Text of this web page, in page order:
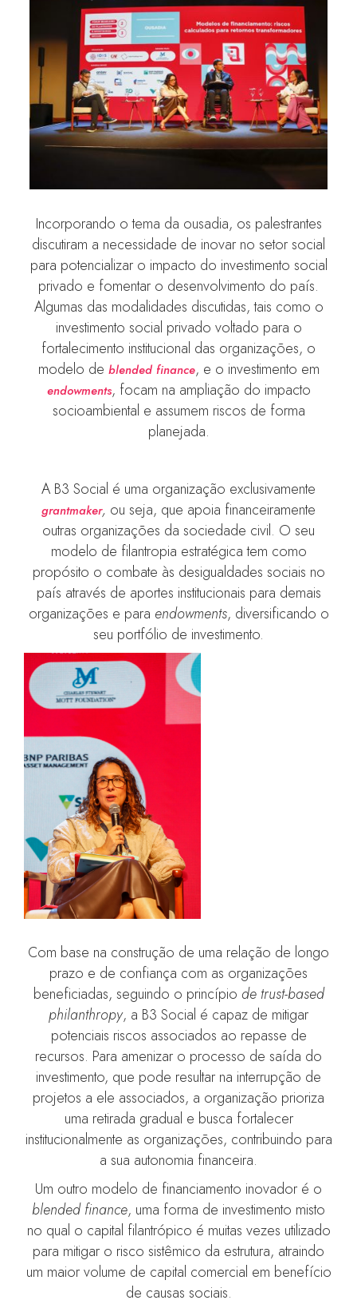
Incorporando o tema da ousadia, os palestrantes
discutiram a necessidade de inovar no setor social
para potencializar o impacto do investimento social
privado e fomentar o desenvolvimento do país.
Algumas das modalidades discutidas, tais como o
investimento social privado voltado para o
fortalecimento institucional das organizações, o
modelo de blended finance, e o investimento em
endowments, focam na ampliação do impacto
socioambiental e assumem riscos de forma
planejada.
A B3 Social é uma organização exclusivamente
grantmaker, ou seja, que apoia financeiramente
outras organizações da sociedade civil. O seu
modelo de filantropia estratégica tem como
propósito o combate às desigualdades sociais no
país através de aportes institucionais para demais
organizações e para endowments, diversificando o
seu portfólio de investimento.
Com base na construção de uma relação de longo
prazo e de confiança com as organizações
beneficiadas, seguindo o princípio de trust-based
philanthropy, a B3 Social é capaz de mitigar
potenciais riscos associados ao repasse de
recursos. Para amenizar o processo de saída do
investimento, que pode resultar na interrupção de
projetos a ele associados, a organização prioriza
uma retirada gradual e busca fortalecer
institucionalmente as organizações, contribuindo para
a sua autonomia financeira.
Um outro modelo de financiamento inovador é o
blended finance, uma forma de investimento misto
no qual o capital filantrópico é muitas vezes utilizado
para mitigar o risco sistêmico da estrutura, atraindo
um maior volume de capital comercial em benefício
de causas sociais.